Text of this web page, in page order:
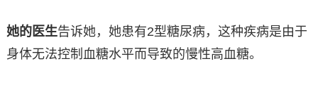
她的医生告诉她，她患有2型糖尿病，这种疾病是由于
身体无法控制血糖水平而导致的慢性高血糖。